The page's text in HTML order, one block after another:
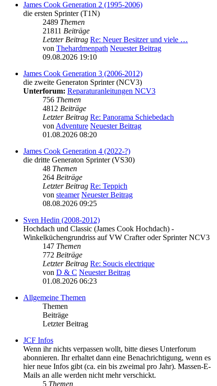
James Cook Generation 2 (1995-2006)
die ersten Sprinter (T1N)
2489 Themen
21811 Beiträge
Letzter Beitrag Re: Neuer Besitzer und viele …
von Thehardmenpath Neuester Beitrag
09.08.2026 19:10
James Cook Generation 3 (2006-2012)
die zweite Generaton Sprinter (NCV3)
Unterforum: Reparaturanleitungen NCV3
756 Themen
4812 Beiträge
Letzter Beitrag Re: Panorama Schiebedach
vonAdventure Neuester Beitrag
01.08.2026 08:20
James Cook Generation 4 (2022-?)
die dritte Generaton Sprinter (VS30)
48 Themen
264 Beiträge
Letzter Beitrag Re: Teppich
von steamer Neuester Beitrag
08.08.2026 09:25
Sven Hedin (2008-2012)
Hochdach und Classic (James Cook Hochdach) -
Winkelküchengrundriss auf VW Crafter oder Sprinter NCV3
147 Themen
772 Beiträge
Letzter Beitrag Re: Soucis electrique
von D & C Neuester Beitrag
01.08.2026 06:23
Allgemeine Themen
Themen
Beiträge
Letzter Beitrag
JCF Infos
Wenn ihr nichts verpassen wollt, bitte dieses Unterforum
abonnieren. Ihr erhaltet dann eine Benachrichtigung, wenn es
hier neue Infos gibt (ca. ein bis zweimal pro Jahr). Massen-E-
Mails an alle werden nicht mehr verschickt.
5 Themen